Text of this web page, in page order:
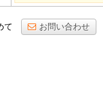
て お問い合わせ